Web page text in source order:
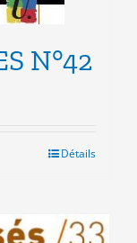
N°42
Détails